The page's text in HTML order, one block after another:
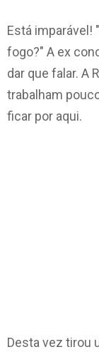
Está imparável!
fogo?" A ex
dar que falar. A
trabalham
ficar por aqui.
Desta vez tirou